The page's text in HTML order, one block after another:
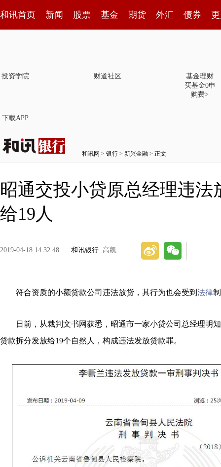
和讯首页 新闻 股票 基金 期货 外汇 债券
投资学院 财道社区
基金理财
买基金0申
购费>
下载APP
和讯网 > 银行 > 新兴金融 > 正文
昭通交投小贷原总经理违法
给19人
2019-04-18 14:32:48 和讯银行 高凯
符合资质的小额贷款公司违法放贷，其行为也会受到 法律
日前，从裁判文书网获悉，昭通市一家小贷公司总经理明知
贷款拆分发放给19个自然人，构成违法发放贷款罪。